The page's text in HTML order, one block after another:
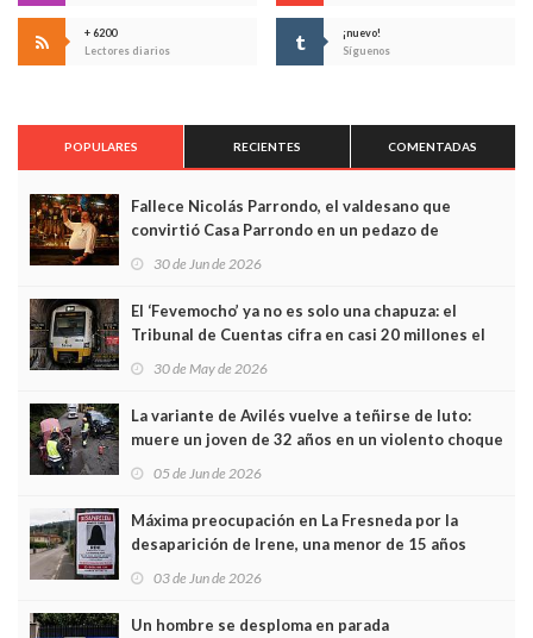
+ 6200
Lectores diarios
¡nuevo!
Síguenos
POPULARES RECIENTES COMENTADAS
Fallece Nicolás Parrondo, el valdesano que
convirtió Casa Parrondo en un pedazo de
Asturias en Madrid
30 de Jun de 2026
El ‘Fevemocho’ ya no es solo una chapuza: el
Tribunal de Cuentas cifra en casi 20 millones el
sobrecoste de los trenes que no cabían por los
30 de May de 2026
La variante de Avilés vuelve a teñirse de luto:
muere un joven de 32 años en un violento choque
frontal
05 de Jun de 2026
Máxima preocupación en La Fresneda por la
desaparición de Irene, una menor de 15 años
03 de Jun de 2026
Un hombre se desploma en parada